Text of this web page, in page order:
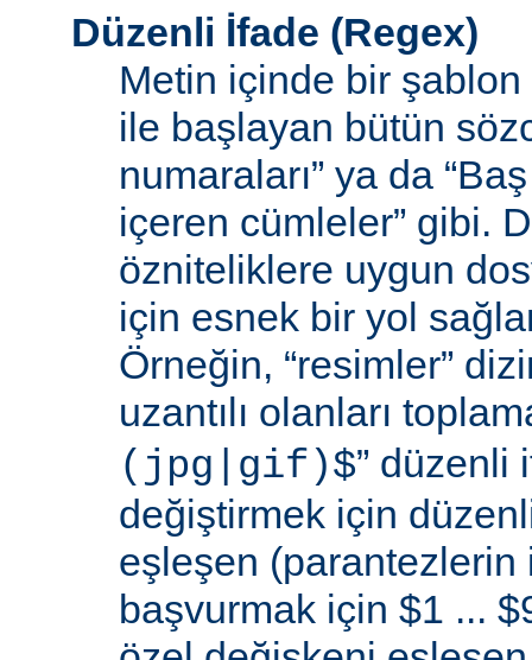
Düzenli İfade (Regex)
Metin içinde bir şablon
ile başlayan bütün
numaraları” ya da
içeren cümleler” gibi.
özniteliklere uygun
için esnek bir yol
Örneğin, “resimler”
uzantılı olanları
(jpg|gif)$” düzenli
değiştirmek için
eşleşen (parantezlerin
başvurmak için $1 ...